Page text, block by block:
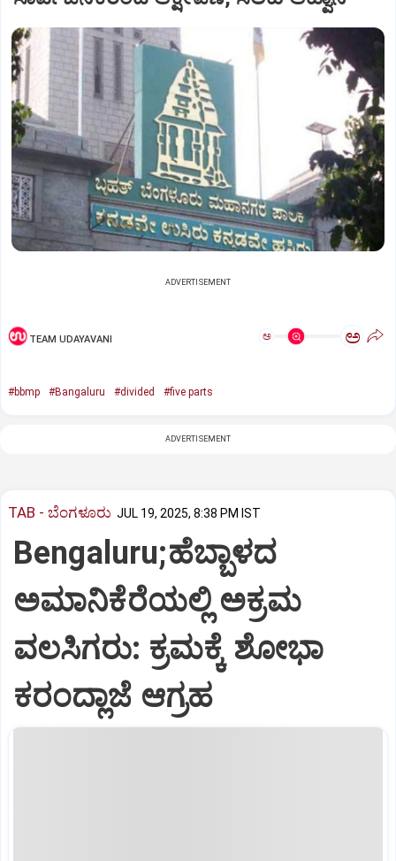
ADVERTISEMENT
TEAM UDAYAVANI ಅ ಅ
#bbmp #Bangaluru #divided #five parts
ADVERTISEMENT
TAB - ಬೆಂಗಳೂರು JUL 19, 2025, 8:38 PM IST
Bengaluru;ಹೆಬ್ಬಾಳದ
ಅಮಾನಿಕೆರೆಯಲ್ಲಿ ಅಕ್ರಮ
ವಲಸಿಗರು: ಕ್ರಮಕ್ಕೆ ಶೋಭಾ
ಕರಂದ್ಲಾಜೆ ಆಗ್ರಹ